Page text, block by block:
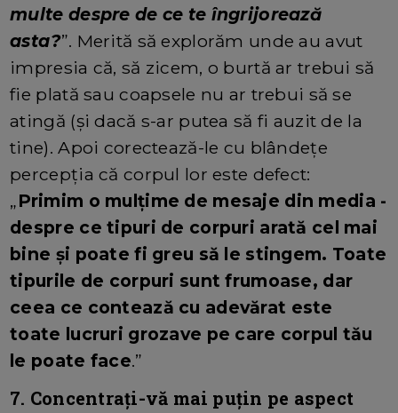
multe despre de ce te îngrijorează
asta?”. Merită să explorăm unde au avut
impresia că, să zicem, o burtă ar trebui să
fie plată sau coapsele nu ar trebui să se
atingă (și dacă s-ar putea să fi auzit de la
tine). Apoi corectează-le cu blândețe
percepția că corpul lor este defect:
„Primim o mulțime de mesaje din media -
despre ce tipuri de corpuri arată cel mai
bine și poate fi greu să le stingem. Toate
tipurile de corpuri sunt frumoase, dar
ceea ce contează cu adevărat este
toate lucruri grozave pe care corpul tău
le poate face.”
7. Concentrați-vă mai puțin pe aspect